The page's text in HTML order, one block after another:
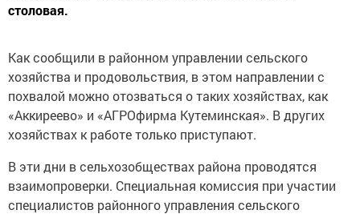
столовая.
Как сообщили в районном управлении сельского
хозяйства и продовольствия, в этом направлении с
похвалой можно отозваться о таких хозяйствах, как
«Аккиреево» и «АГРОфирма Кутеминская». В других
хозяйствах к работе только приступают.
В эти дни в сельхозобществах района проводятся
взаимопроверки. Специальная комиссия при участии
специалистов районного управления сельского